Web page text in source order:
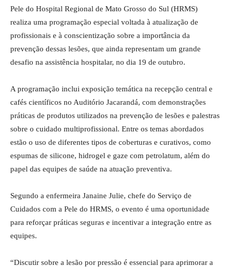
Pele do Hospital Regional de Mato Grosso do Sul (HRMS)
realiza uma programação especial voltada à atualização de
profissionais e à conscientização sobre a importância da
prevenção dessas lesões, que ainda representam um grande
desafio na assistência hospitalar, no dia 19 de outubro.
A programação inclui exposição temática na recepção central e
cafés científicos no Auditório Jacarandá, com demonstrações
práticas de produtos utilizados na prevenção de lesões e palestras
sobre o cuidado multiprofissional. Entre os temas abordados
estão o uso de diferentes tipos de coberturas e curativos, como
espumas de silicone, hidrogel e gaze com petrolatum, além do
papel das equipes de saúde na atuação preventiva.
Segundo a enfermeira Janaine Julie, chefe do Serviço de
Cuidados com a Pele do HRMS, o evento é uma oportunidade
para reforçar práticas seguras e incentivar a integração entre as
equipes.
“Discutir sobre a lesão por pressão é essencial para aprimorar a